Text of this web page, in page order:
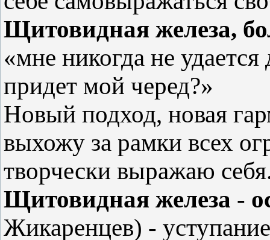
Щитовидная железа,
«мне никогда не
придет мой черед?»
Новый подход, новая
выхожу за рамки всех
творчески выражаю
Щитовидная железа -
Жикаренцев) -